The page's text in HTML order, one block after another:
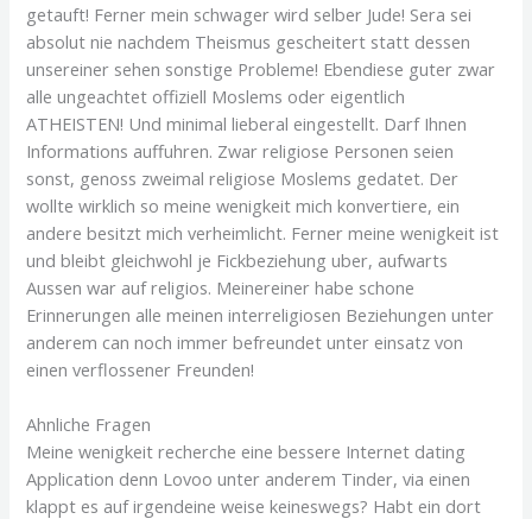
getauft! Ferner mein schwager wird selber Jude! Sera sei
absolut nie nachdem Theismus gescheitert statt dessen
unsereiner sehen sonstige Probleme! Ebendiese guter zwar
alle ungeachtet offiziell Moslems oder eigentlich
ATHEISTEN! Und minimal lieberal eingestellt. Darf Ihnen
Informations auffuhren. Zwar religiose Personen seien
sonst, genoss zweimal religiose Moslems gedatet. Der
wollte wirklich so meine wenigkeit mich konvertiere, ein
andere besitzt mich verheimlicht. Ferner meine wenigkeit ist
und bleibt gleichwohl je Fickbeziehung uber, aufwarts
Aussen war auf religios. Meinereiner habe schone
Erinnerungen alle meinen interreligiosen Beziehungen unter
anderem can noch immer befreundet unter einsatz von
einen verflossener Freunden!
Ahnliche Fragen
Meine wenigkeit recherche eine bessere Internet dating
Application denn Lovoo unter anderem Tinder, via einen
klappt es auf irgendeine weise keineswegs? Habt ein dort